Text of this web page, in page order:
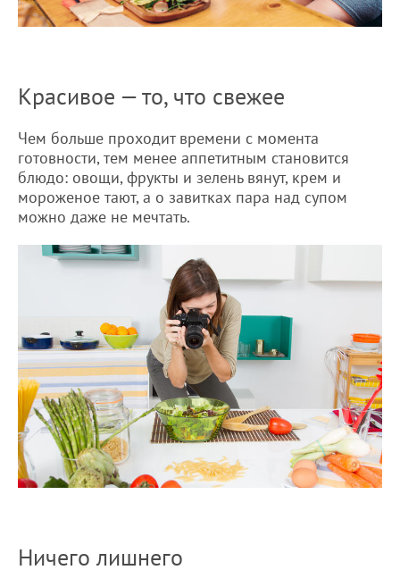
Красивое — то, что свежее
Чем больше проходит времени с момента
готовности, тем менее аппетитным становится
блюдо: овощи, фрукты и зелень вянут, крем и
мороженое тают, а о завитках пара над супом
можно даже не мечтать.
Ничего лишнего